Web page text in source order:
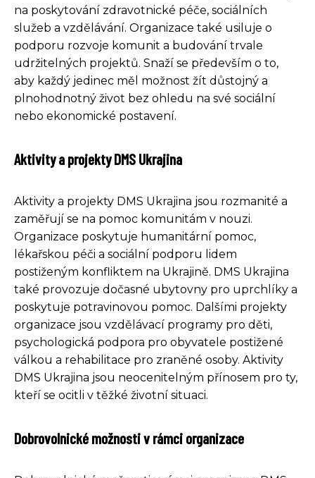
na poskytování zdravotnické péče, sociálních
služeb a vzdělávání. Organizace také usiluje o
podporu rozvoje komunit a budování trvale
udržitelných projektů. Snaží se především o to,
aby každý jedinec měl možnost žít důstojný a
plnohodnotný život bez ohledu na své sociální
nebo ekonomické postavení.
Aktivity a projekty DMS Ukrajina
Aktivity a projekty DMS Ukrajina jsou rozmanité a
zaměřují se na pomoc komunitám v nouzi.
Organizace poskytuje humanitární pomoc,
lékařskou péči a sociální podporu lidem
postiženým konfliktem na Ukrajině. DMS Ukrajina
také provozuje dočasné ubytovny pro uprchlíky a
poskytuje potravinovou pomoc. Dalšími projekty
organizace jsou vzdělávací programy pro děti,
psychologická podpora pro obyvatele postižené
válkou a rehabilitace pro zraněné osoby. Aktivity
DMS Ukrajina jsou neocenitelným přínosem pro ty,
kteří se ocitli v těžké životní situaci.
Dobrovolnické možnosti v rámci organizace